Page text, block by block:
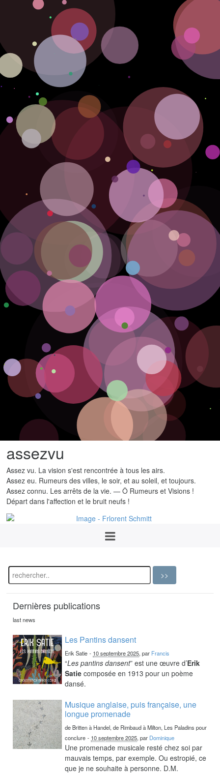
assezvu
Assez vu. La vision s'est rencontrée à tous les airs.
Assez eu. Rumeurs des villes, le soir, et au soleil, et toujours.
Assez connu. Les arrêts de la vie. — Ô Rumeurs et Visions !
Départ dans l'affection et le bruit neufs !
Dernières publications
last news
Les Pantins dansent
Erik Satie - 10 septembre 2025, par Francis
“Les pantins dansent” est une œuvre d’Erik
Satie composée en 1913 pour un poème
dansé.
Musique anglaise, puis française, une
longue promenade
de Britten à Handel, de Rimbaud à Milton, Les Paladins pour
conclure - 10 septembre 2025, par Dominique
Une promenade musicale resté chez soi par
mauvais temps, par exemple. Ou estropié, ce
que je ne souhaite à personne. D.M.